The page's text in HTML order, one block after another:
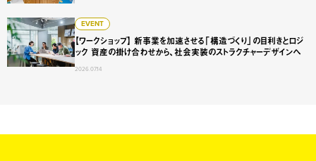
EVENT
【ワークショップ】 新事業を加速させる「構造づくり」の目利きとロジ
ック 資産の掛け合わせから、社会実装のストラクチャーデザインへ
2026.07.14
【ワークショップ】 新事業を加速させる「構造づくり」の